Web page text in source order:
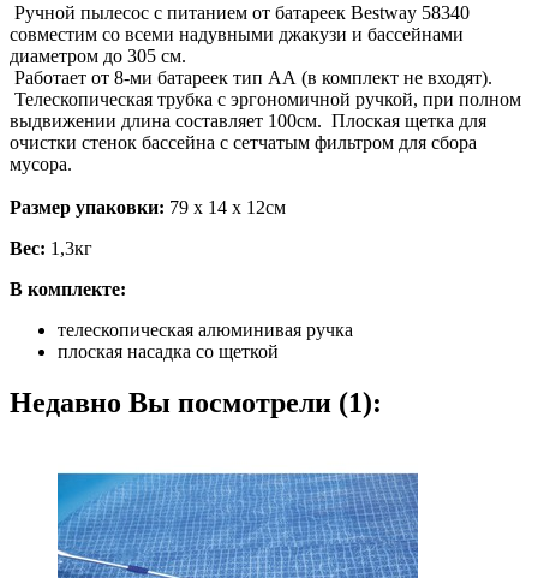
Ручной пылесос с питанием от батареек Bestway 58340
совместим со всеми надувными джакузи и бассейнами
диаметром до 305 см.
Работает от 8-ми батареек тип АА (в комплект не входят).
Телескопическая трубка с эргономичной ручкой, при полном
выдвижении длина составляет 100см. Плоская щетка для
очистки стенок бассейна с сетчатым фильтром для сбора
мусора.
Размер упаковки: 79 х 14 х 12см
Вес: 1,3кг
В комплекте:
телескопическая алюминивая ручка
плоская насадка со щеткой
Недавно Вы посмотрели (1):